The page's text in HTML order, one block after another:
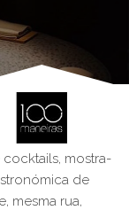
mostra-
de
mesma rua,